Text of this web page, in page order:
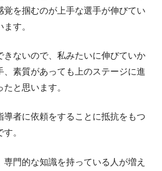
覚を掴むのが上手な選手が伸びてい
す。
きないので、私みたいに伸びていか
、素質があっても上のステージに進
と思います。
導者に依頼をすることに抵抗をもつ
。
門的な知識を持っている人が増え